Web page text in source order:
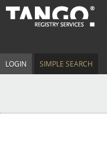
LOGIN SIMPLE SEARCH